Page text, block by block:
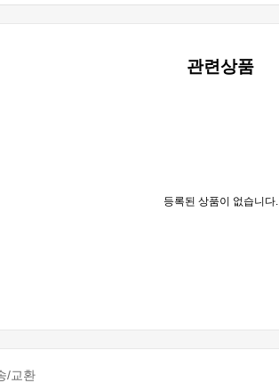
관련상품
등록된 상품이 없습니다.
/교환